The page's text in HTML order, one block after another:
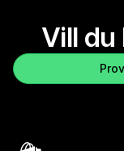
Vill du